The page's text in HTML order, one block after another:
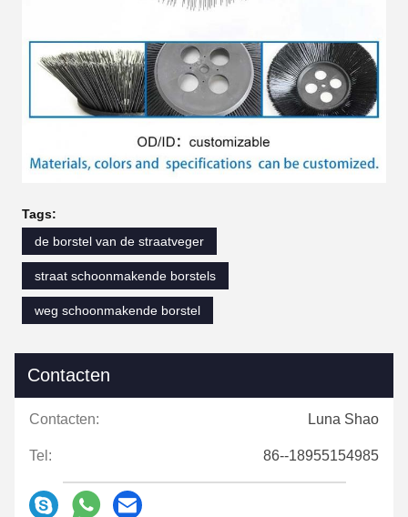
Tags:
de borstel van de straatveger
straat schoonmakende borstels
weg schoonmakende borstel
Contacten
Contacten: Luna Shao
Tel: 86--18955154985